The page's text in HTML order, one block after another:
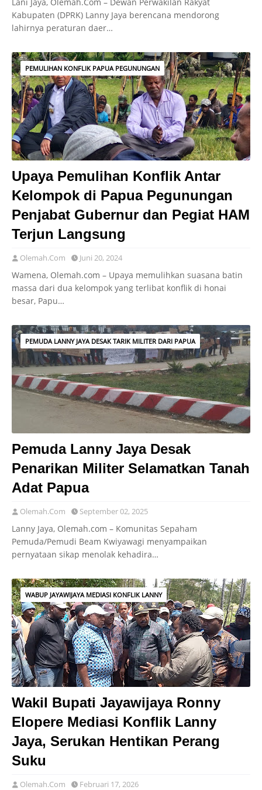
Kabupaten (DPRK) Lanny Jaya berencana mendorong
lahirnya peraturan daer…
PEMULIHAN KONFLIK PAPUA PEGUNUNGAN
Upaya Pemulihan Konflik Antar
Kelompok di Papua Pegunungan
Penjabat Gubernur dan Pegiat HAM
Terjun Langsung
Olemah.Com Juni 20, 2024
Wamena, Olemah.com – Upaya memulihkan suasana batin
massa dari dua kelompok yang terlibat konflik di honai
besar, Papu…
PEMUDA LANNY JAYA DESAK TARIK MILITER DARI PAPUA
Pemuda Lanny Jaya Desak
Penarikan Militer Selamatkan Tanah
Adat Papua
Olemah.Com September 02, 2025
Lanny Jaya, Olemah.com – Komunitas Sepaham
Pemuda/Pemudi Beam Kwiyawagi menyampaikan
pernyataan sikap menolak kehadira…
WABUP JAYAWIJAYA MEDIASI KONFLIK LANNY
Wakil Bupati Jayawijaya Ronny
Elopere Mediasi Konflik Lanny
Jaya, Serukan Hentikan Perang
Suku
Olemah.Com Februari 17, 2026